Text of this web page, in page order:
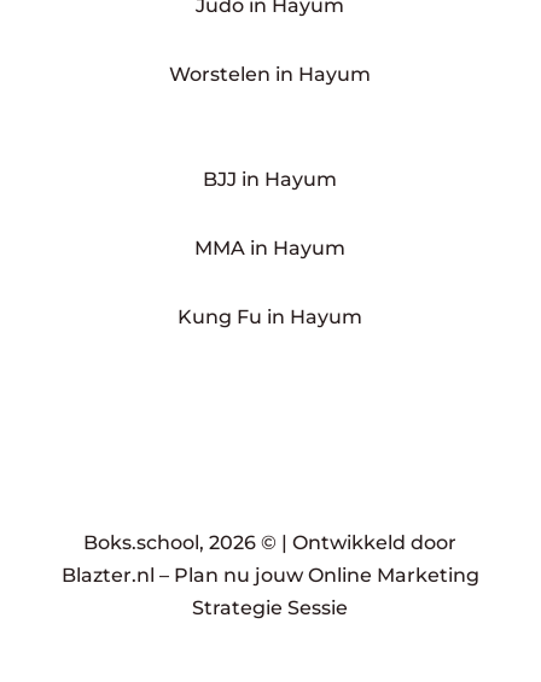
Judo in Hayum
Worstelen in Hayum
BJJ in Hayum
MMA in Hayum
Kung Fu in Hayum
Boks.school, 2026 © |Ontwikkeld door
Blazter.nl – Plan nu jouw Online Marketing
Strategie Sessie